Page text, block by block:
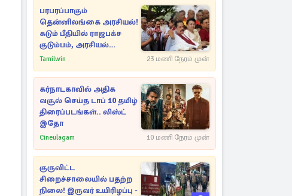
பரபரப்பாகும்
தென்னிலங்கை அரசியல்!
கடும் பீதியில் ராஜபக்ச
குடும்பம், அரசியல்
நட்புகள்
Tamilwin 23 மணி நேரம் முன்
கர்நாடகாவில் அதிக
வசூல் செய்த டாப் 10 தமிழ்
திரைப்படங்கள்.. லிஸ்ட்
இதோ
Cineulagam 10 மணி நேரம் முன்
குருவிட்ட
சிறைச்சாலையில் பதற்ற
நிலை! இருவர் உயிரிழப்பு -